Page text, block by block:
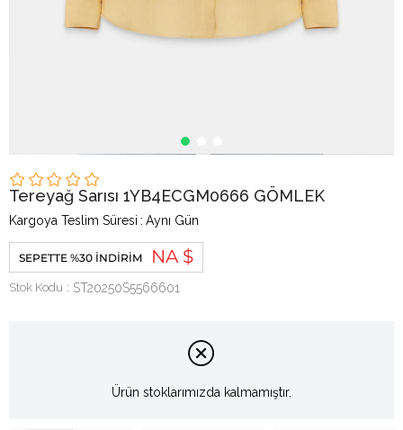
Tereyağ Sarısı 1YB4ECGM0666 GÖMLEK
Kargoya Teslim Süresi : Aynı Gün
SEPETTE %30 İNDIRIM NA $
Stok Kodu ST20250S5566601
Ürün stoklarımızda kalmamıştır.